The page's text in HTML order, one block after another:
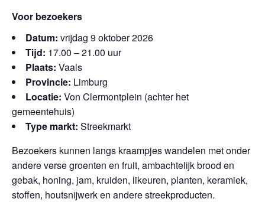
Voor bezoekers
Datum: vrijdag 9 oktober 2026
Tijd: 17.00 – 21.00 uur
Plaats: Vaals
Provincie: Limburg
Locatie: Von Clermontplein (achter het
gemeentehuis)
Type markt: Streekmarkt
Bezoekers kunnen langs kraampjes wandelen met onder
andere verse groenten en fruit, ambachtelijk brood en
gebak, honing, jam, kruiden, likeuren, planten, keramiek,
stoffen, houtsnijwerk en andere streekproducten.